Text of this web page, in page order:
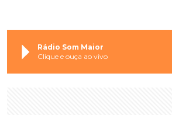
Rádio Som Maior
Clique e ouça ao vivo